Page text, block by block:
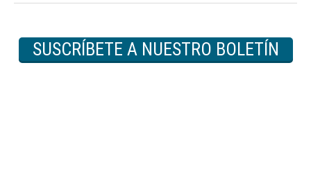
SUSCRÍBETE A NUESTRO BOLETÍN